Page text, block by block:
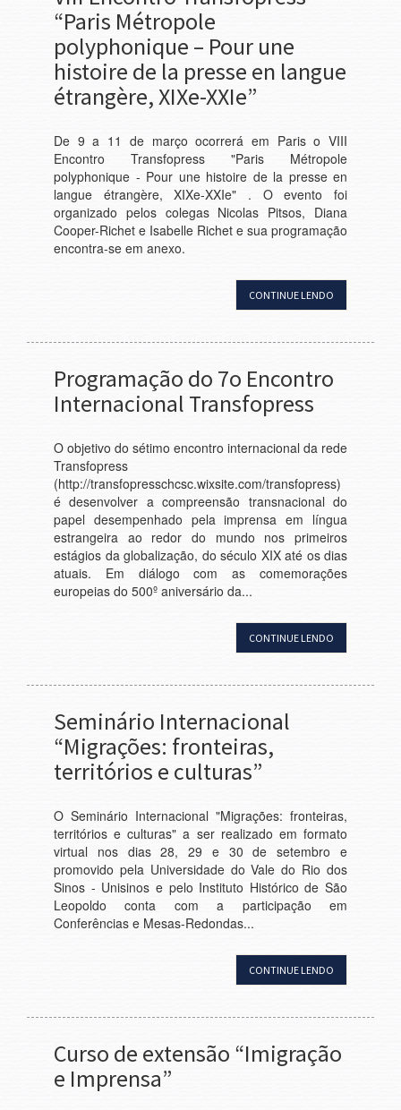
“Paris Métropole
polyphonique – Pour une
histoire de la presse en langue
étrangère, XIXe-XXIe”
De 9 a 11 de março ocorrerá em Paris o VIII
Encontro Transfopress "Paris Métropole
polyphonique - Pour une histoire de la presse en
langue étrangère, XIXe-XXIe" . O evento foi
organizado pelos colegas Nicolas Pitsos, Diana
Cooper-Richet e Isabelle Richet e sua programação
encontra-se em anexo.
CONTINUE LENDO
Programação do 7o Encontro
Internacional Transfopress
O objetivo do sétimo encontro internacional da rede
Transfopress
(http://transfopresschcsc.wixsite.com/transfopress)
é desenvolver a compreensão transnacional do
papel desempenhado pela imprensa em língua
estrangeira ao redor do mundo nos primeiros
estágios da globalização, do século XIX até os dias
atuais. Em diálogo com as comemorações
europeias do 500º aniversário da...
CONTINUE LENDO
Seminário Internacional
“Migrações: fronteiras,
territórios e culturas”
O Seminário Internacional "Migrações: fronteiras,
territórios e culturas" a ser realizado em formato
virtual nos dias 28, 29 e 30 de setembro e
promovido pela Universidade do Vale do Rio dos
Sinos - Unisinos e pelo Instituto Histórico de São
Leopoldo conta com a participação em
Conferências e Mesas-Redondas...
CONTINUE LENDO
Curso de extensão “Imigração
e Imprensa”